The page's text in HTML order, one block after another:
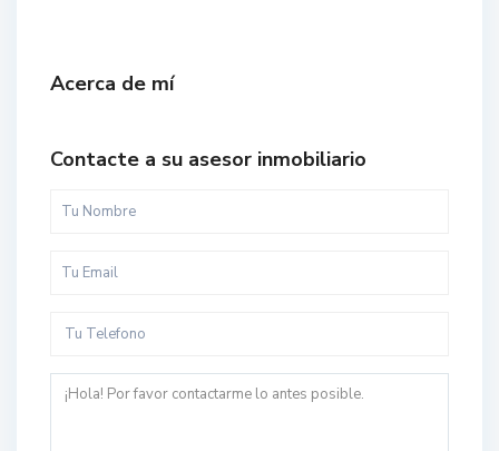
Acerca de mí
Contacte a su asesor inmobiliario